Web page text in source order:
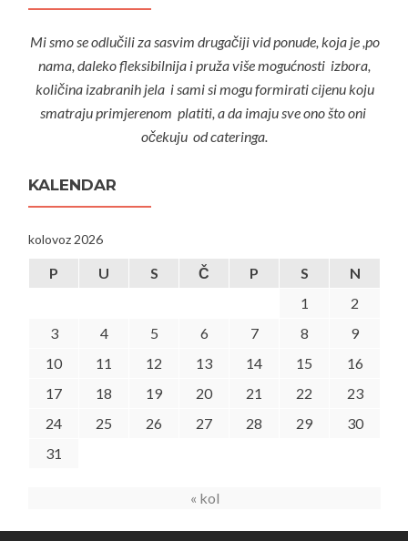
Mi smo se odlučili za sasvim drugačiji vid ponude, koja je ,po
nama, daleko fleksibilnija i pruža više mogućnosti izbora,
količina izabranih jela i sami si mogu formirati cijenu koju
smatraju primjerenom platiti, a da imaju sve ono što oni
očekuju od cateringa.
KALENDAR
kolovoz 2026
P U S Č P S
N
1
2
3
4 5 6 7 8
9
10
11 12 13 14 15
16
17
18 19 20 21 22
23
24
25 26 27 28 29
30
31
« kol